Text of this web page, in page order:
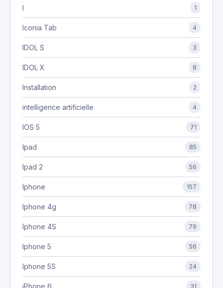
I 1
Iconia Tab 4
IDOL S 3
IDOL X 8
Installation 2
intelligence artificielle 4
IOS 5 71
Ipad 85
Ipad 2 56
Iphone 157
Iphone 4g 78
Iphone 4S 79
Iphone 5 56
Iphone 5S 24
iPhone 6 31